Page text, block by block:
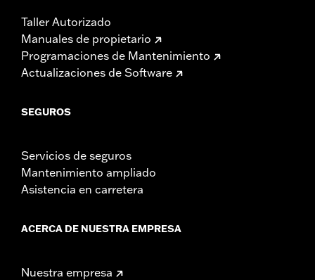
Taller Autorizado
Manuales de propietario
Programaciones de Mantenimiento
Actualizaciones de Software
SEGUROS
Servicios de seguros
Mantenimiento ampliado
Asistencia en carretera
ACERCA DE NUESTRA EMPRESA
Nuestra empresa